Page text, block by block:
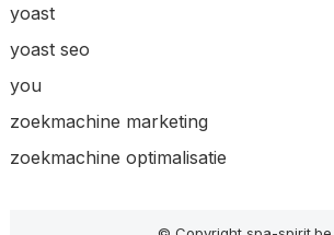
yoast
yoast seo
you
zoekmachine marketing
zoekmachine optimalisatie